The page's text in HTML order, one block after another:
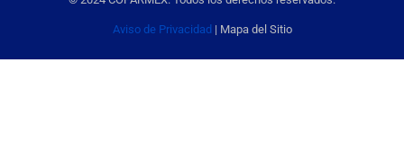
Aviso de Privacidad | Mapa del Sitio